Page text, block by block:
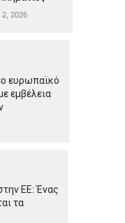
2, 2026
ευρωπαϊκό
εμβέλεια
ΕΕ: Ένας
τα